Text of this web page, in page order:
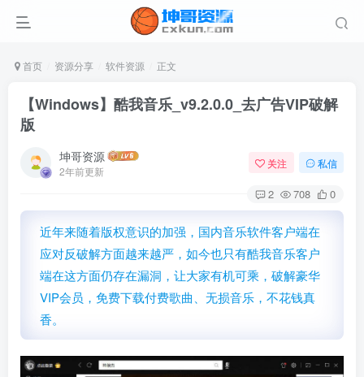
首页 资源分享 软件资源 正文
【Windows】酷我音乐_v9.2.0.0_去广告VIP破解
版
坤哥资源
2年前更新
关注 私信
2 708 0
近年来随着版权意识的加强，国内音乐软件客户端在
应对反破解方面越来越严，如今也只有酷我音乐客户
端在这方面仍存在漏洞，让大家有机可乘，破解豪华
VIP会员，免费下载付费歌曲、无损音乐，不花钱真
香。